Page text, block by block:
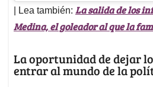
| Lea también: La salida de los
Medina, el goleador al que la
La oportunidad de dejar
entrar al mundo de la